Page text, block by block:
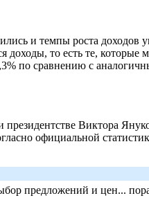
и темпы роста доходов
доходы, то есть те, которые
по сравнению с
Виктора
официальной
предложений и цен...